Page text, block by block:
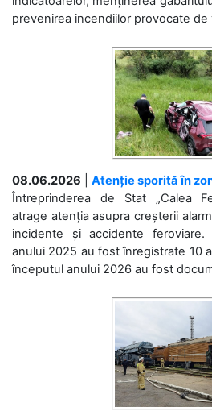
prevenirea incendiilor provocate de
08.06.2026
Atenție sporită în
Întreprinderea de Stat „Calea
atrage atenția asupra creșterii
incidente și accidente
anului 2025 au fost înregistrate 10
începutul anului 2026 au fost